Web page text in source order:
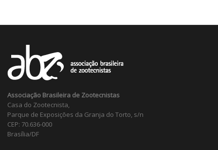
Associação Brasileira de Zootecnistas
Casa do Zootecnista,
Parque de Exposições da Granja do Torto, s/n
CEP: 70.636-000
Brasília/DF